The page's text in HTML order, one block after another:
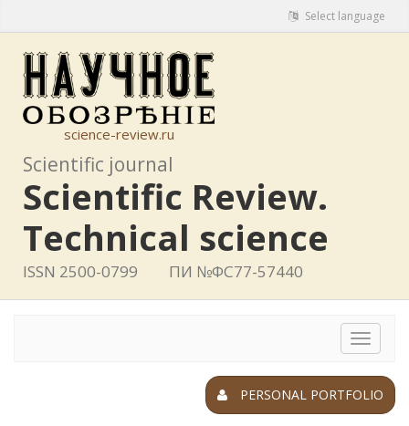
Select language
science-review.ru
Scientific journal
Scientific Review.
Technical science
ISSN 2500-0799 ПИ №ФС77-57440
Toggle
PERSONAL PORTFOLIO